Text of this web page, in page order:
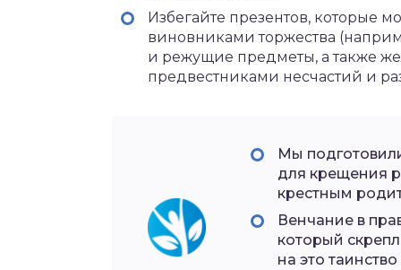
Избегайте презентов, которые
виновниками торжества
и режущие предметы, а также
предвестниками несчастий и
Мы
для крещения
крестным
Венчание в
который
на это